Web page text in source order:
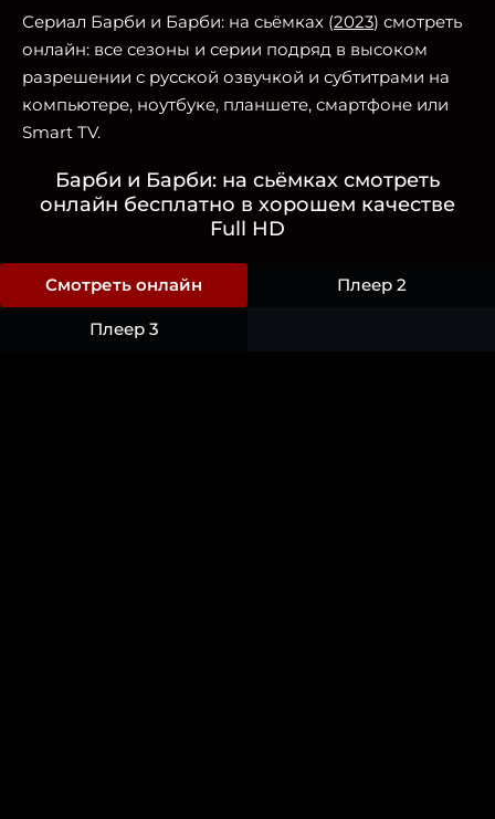
Сериал Барби и Барби: на сьёмках (2023) смотреть
онлайн: все сезоны и серии подряд в высоком
разрешении с русской озвучкой и субтитрами на
компьютере, ноутбуке, планшете, смартфоне или
Smart TV.
Барби и Барби: на сьёмках смотреть
онлайн бесплатно в хорошем качестве
Full HD
Смотреть онлайн Плеер 2
Плеер 3